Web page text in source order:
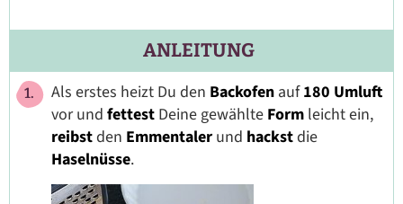
ANLEITUNG
Als erstes heizt Du den Backofen auf180 Umluft
vor und fettest Deine gewählte Form leicht ein,
reibstden Emmentaler und hackstdie
Haselnüsse.